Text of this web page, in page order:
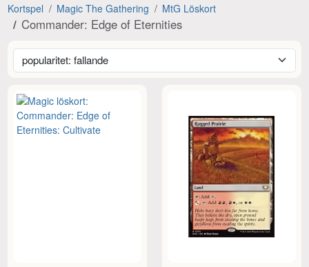
Kortspel Magic The Gathering MtG Löskort
Commander: Edge of Eternities